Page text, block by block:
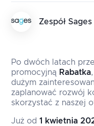
Zespół Sages
Po dwóch latach
promocyjną Rabatka
dużym
zaplanować rozwój
skorzystać z naszej
Już od1 kwietnia